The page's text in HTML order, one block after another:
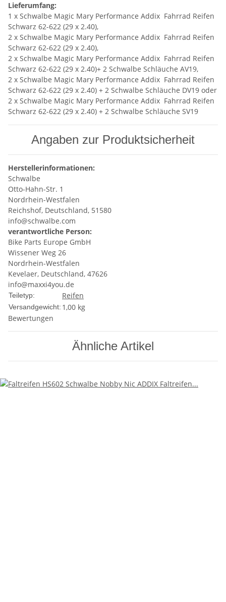
Lieferumfang:
1 x Schwalbe Magic Mary Performance Addix Fahrrad Reifen
Schwarz 62-622 (29 x 2.40),
2 x Schwalbe Magic Mary Performance Addix Fahrrad Reifen
Schwarz 62-622 (29 x 2.40),
2 x Schwalbe Magic Mary Performance Addix Fahrrad Reifen
Schwarz 62-622 (29 x 2.40)+ 2 Schwalbe Schläuche AV19,
2 x Schwalbe Magic Mary Performance Addix Fahrrad Reifen
Schwarz 62-622 (29 x 2.40) + 2 Schwalbe Schläuche DV19 oder
2 x Schwalbe Magic Mary Performance Addix Fahrrad Reifen
Schwarz 62-622 (29 x 2.40) + 2 Schwalbe Schläuche SV19
Angaben zur Produktsicherheit
Herstellerinformationen:
Schwalbe
Otto-Hahn-Str. 1
Nordrhein-Westfalen
Reichshof, Deutschland, 51580
info@schwalbe.com
verantwortliche Person:
Bike Parts Europe GmbH
Wissener Weg 26
Nordrhein-Westfalen
Kevelaer, Deutschland, 47626
info@maxxi4you.de
Teiletyp: Reifen
Versandgewicht: 1,00 kg
Bewertungen
Ähnliche Artikel